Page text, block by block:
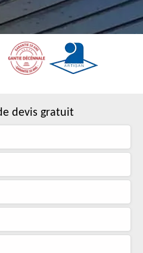
devis gratuit